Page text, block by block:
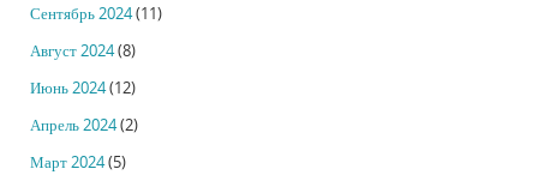
Сентябрь 2024(11)
Август 2024(8)
Июнь 2024(12)
Апрель 2024(2)
Март 2024(5)